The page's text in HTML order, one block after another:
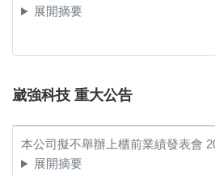
展開摘要
崴強科技 重大公告
本公司擬不舉辦上櫃前業績發表會
展開摘要